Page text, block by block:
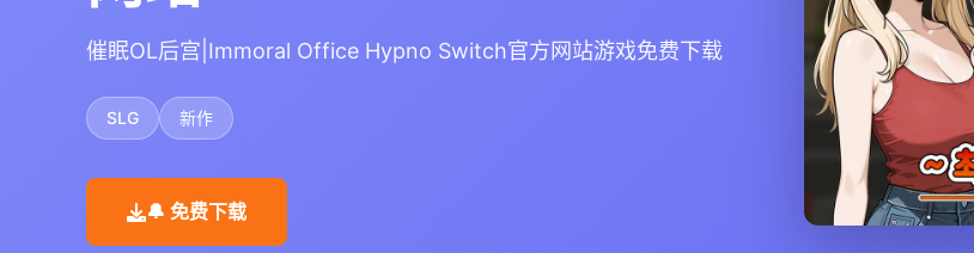
催眠OL后宫|Immoral Office Hypno Switch官方网站游戏免费下载
SLG 新作
🔔 免费下载